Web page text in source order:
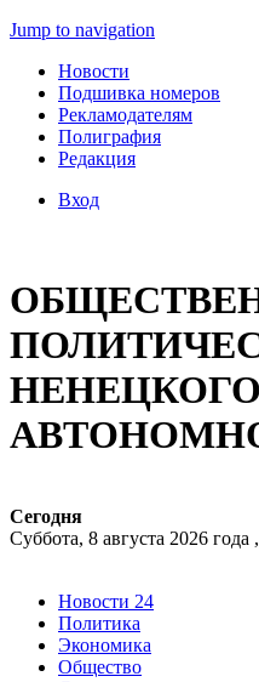
Jump to navigation
Новости
Подшивка номеров
Рекламодателям
Полиграфия
Редакция
Вход
НЕНЕЦКОГО
Сегодня
Суббота, 8 августа 2026 года
Новости 24
Политика
Экономика
Общество